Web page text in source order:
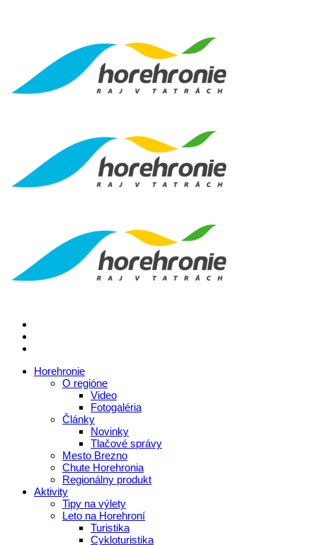
Horehronie
O regióne
Video
Fotogaléria
Články
Novinky
Tlačové správy
Mesto Brezno
Chute Horehronia
Regionálny produkt
Aktivity
Tipy na výlety
Leto na Horehroní
Turistika
Cykloturistika